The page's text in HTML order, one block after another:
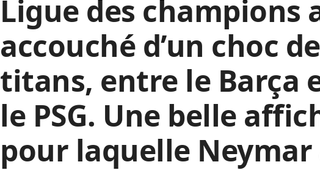
Ligue des champions
accouché d’un choc de
titans, entre le Barça
le PSG. Une belle
pour laquelle Neymar